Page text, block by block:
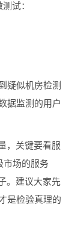
试：
疑似机房检测
据监测的用户
，关键要看服
市场的服务
。建议大家先
是检验真理的